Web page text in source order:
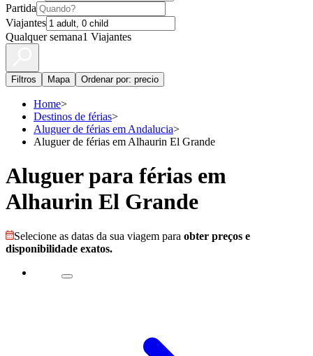
Partida
Viajantes
Qualquer semana1 Viajantes
Filtros Mapa Ordenar por: precio
Home>
Destinos de férias>
Aluguer de férias em Andalucia>
Aluguer de férias em Alhaurin El Grande
Aluguer para férias em
Alhaurin El Grande
Selecione as datas da sua viagem para obter preços e
disponibilidade exatos.